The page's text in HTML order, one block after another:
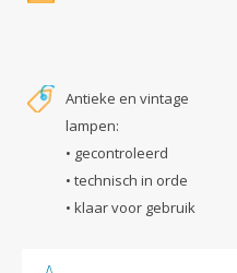
Antieke en vintage
lampen:
• gecontroleerd
• technisch in orde
• klaar voor gebruik